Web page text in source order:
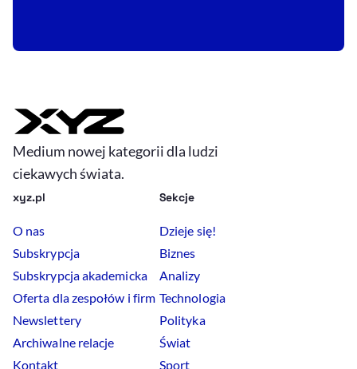
Medium nowej kategorii dla ludzi
ciekawych świata.
xyz.pl
O nas
Subskrypcja
Subskrypcja akademicka
Oferta dla zespołów i firm
Newslettery
Archiwalne relacje
Kontakt
Sekcje
Dzieje się!
Biznes
Analizy
Technologia
Polityka
Świat
Sport